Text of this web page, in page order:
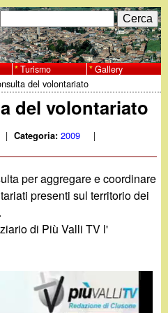
F
o
r
m
d
i
r
i
C
e
r
c
a
Turismo Gallery
del volontariato
del volontariato
| Categoria:2009 |
per aggregare e coordinare
presenti sul territorio dei
di Più Valli TV l'